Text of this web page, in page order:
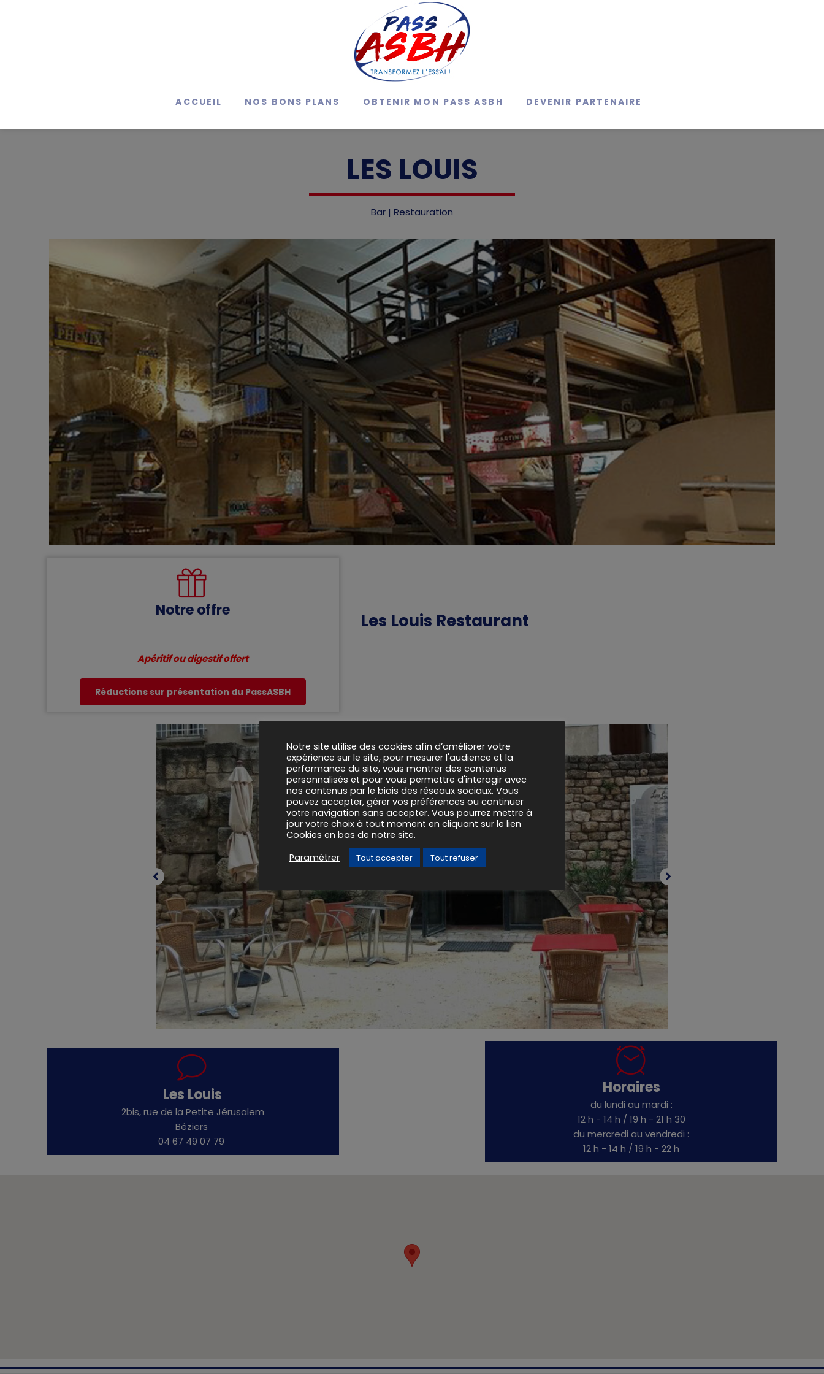
ACCUEIL NOS BONS PLANS OBTENIR MON PASS ASBH DEVENIR PARTENAIRE
LES LOUIS
Bar | Restauration
Notre offre
Apéritif ou digestif offert
Réductions sur présentation du PassASBH
Les Louis Restaurant
Les Louis
2bis, rue de la Petite Jérusalem
Béziers
04 67 49 07 79
Horaires
du lundi au mardi :
12 h - 14 h / 19 h - 21 h 30
du mercredi au vendredi :
12 h - 14 h / 19 h - 22 h
Notre site utilise des cookies afin d’améliorer votre
expérience sur le site, pour mesurer l'audience et la
performance du site, vous montrer des contenus
personnalisés et pour vous permettre d'interagir avec
nos contenus par le biais des réseaux sociaux. Vous
pouvez accepter, gérer vos préférences ou continuer
votre navigation sans accepter. Vous pourrez mettre à
jour votre choix à tout moment en cliquant sur le lien
Cookies en bas de notre site.
Paramétrer
Tout accepter Tout refuser